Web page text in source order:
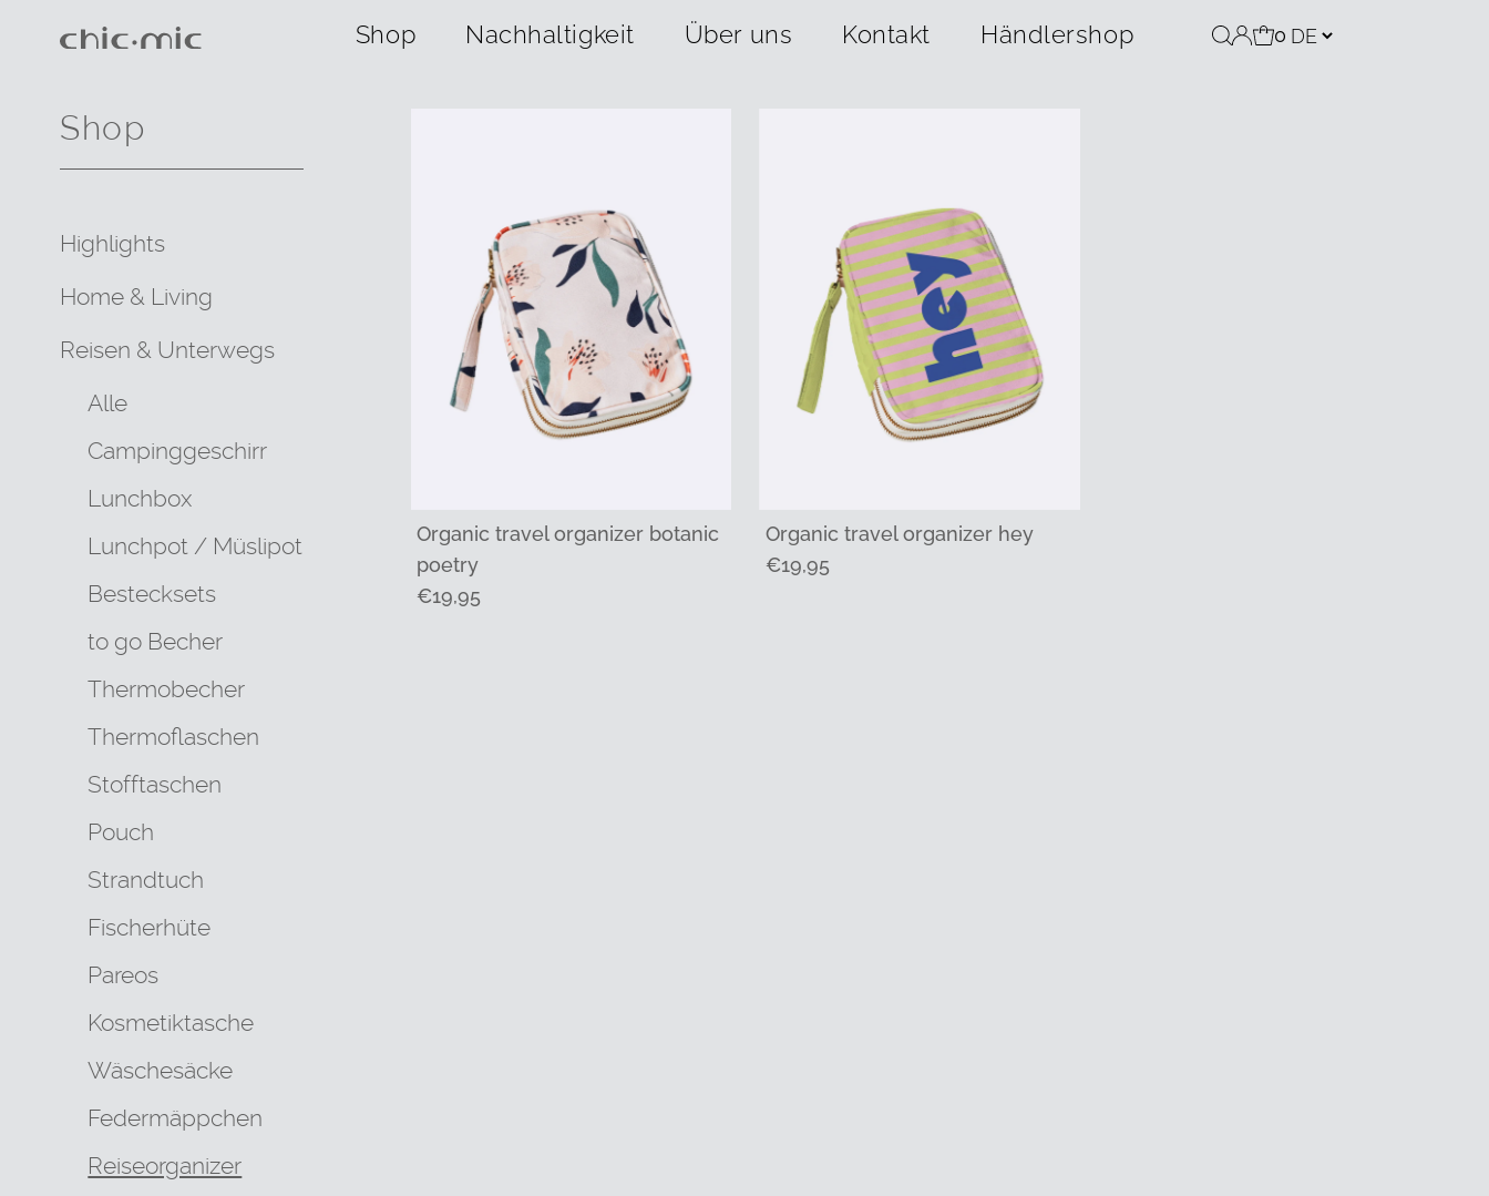
Shop Nachhaltigkeit Über uns Kontakt Händlershop 0
Shop
Highlights
Home & Living
Reisen & Unterwegs
Alle
Campinggeschirr
Lunchbox
Lunchpot / Müslipot
Bestecksets
to go Becher
Thermobecher
Thermoflaschen
Stofftaschen
Pouch
Strandtuch
Fischerhüte
Pareos
Kosmetiktasche
Wäschesäcke
Federmäppchen
Reiseorganizer
Organic travel organizer botanic
poetry
Regulärer
€19,95
Organic travel organizer hey
Regulärer
€19,95